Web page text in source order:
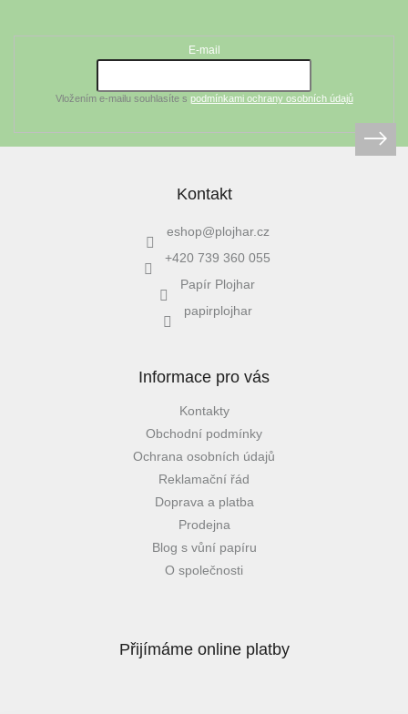
E-mail
Vložením e-mailu souhlasíte s podmínkami ochrany osobních údajů
Kontakt
eshop@plojhar.cz
+420 739 360 055
Papír Plojhar
papirplojhar
Informace pro vás
Kontakty
Obchodní podmínky
Ochrana osobních údajů
Reklamační řád
Doprava a platba
Prodejna
Blog s vůní papíru
O společnosti
Přijímáme online platby